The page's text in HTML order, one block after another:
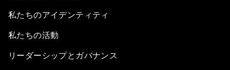
私たちのアイデンティティ
私たちの活動
リーダーシップとガバナンス